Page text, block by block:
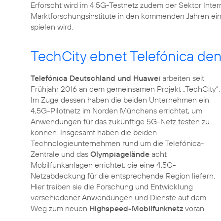
Erforscht wird im 4.5G-Testnetz zudem der Sektor
Marktforschungsinstitute in den kommenden Jahren
spielen wird.
TechCity ebnet Telefónica
Telefónica Deutschland und Huawei arbeiten seit
Frühjahr 2016 an dem gemeinsamen Projekt „TechCity“.
Im Zuge dessen haben die beiden Unternehmen ein
4,5G-Pilotnetz im Norden Münchens errichtet, um
Anwendungen für das zukünftige 5G-Netz testen zu
können. Insgesamt haben die beiden
Technologieunternehmen rund um die Telefónica-
Zentrale und das Olympiagelände acht
Mobilfunkanlagen errichtet, die eine 4,5G-
Netzabdeckung für die entsprechende Region liefern.
Hier treiben sie die Forschung und Entwicklung
verschiedener Anwendungen und Dienste auf dem
Weg zum neuen Highspeed-Mobilfunknetz voran.